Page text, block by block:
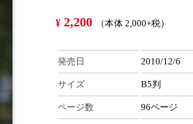
¥ 2,200 （本体 2,000+税）
発売日 2010/12/6
サイズ B5判
ページ数 96ページ